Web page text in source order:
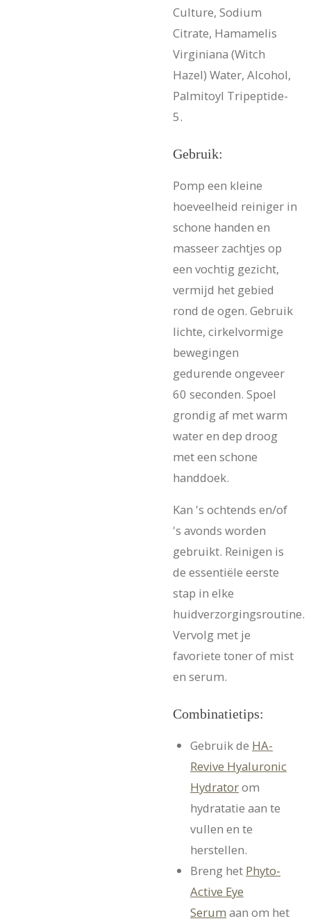
Culture, Sodium
Citrate, Hamamelis
Virginiana (Witch
Hazel) Water, Alcohol,
Palmitoyl Tripeptide-
5.
Gebruik:
Pomp een kleine
hoeveelheid reiniger in
schone handen en
masseer zachtjes op
een vochtig gezicht,
vermijd het gebied
rond de ogen. Gebruik
lichte, cirkelvormige
bewegingen
gedurende ongeveer
60 seconden. Spoel
grondig af met warm
water en dep droog
met een schone
handdoek.
Kan 's ochtends en/of
's avonds worden
gebruikt. Reinigen is
de essentiële eerste
stap in elke
huidverzorgingsroutine.
Vervolg met je
favoriete toner of mist
en serum.
Combinatietips:
Gebruik de HA-
Revive Hyaluronic
Hydratorom
hydratatie aan te
vullen en te
herstellen.
Breng het Phyto-
Active Eye
Serum aan om het